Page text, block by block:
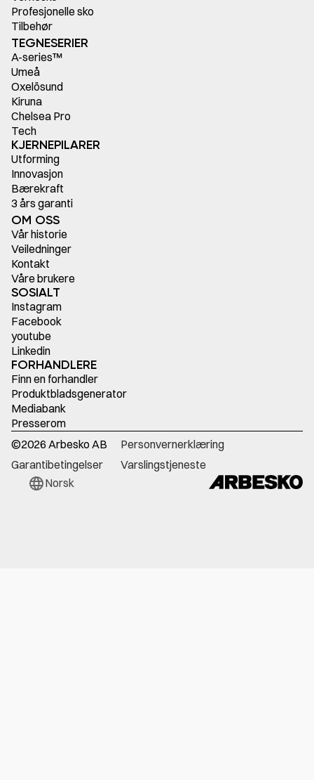
Profesjonelle sko
Tilbehør
TEGNESERIER
A-series™
Umeå
Oxelösund
Kiruna
Chelsea Pro
Tech
KJERNEPILARER
Utforming
Innovasjon
Bærekraft
3 års garanti
OM OSS
Vår historie
Veiledninger
Kontakt
Våre brukere
SOSIALT
Instagram
Facebook
youtube
Linkedin
FORHANDLERE
Finn en forhandler
Produktbladsgenerator
Mediabank
Presserom
©2026 Arbesko AB
Personvernerklæring
Garantibetingelser
Varslingstjeneste
Norsk